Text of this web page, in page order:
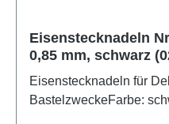
Eisenstecknadeln
0,85 mm, schwarz
Eisenstecknadeln für
BastelzweckeFarbe: